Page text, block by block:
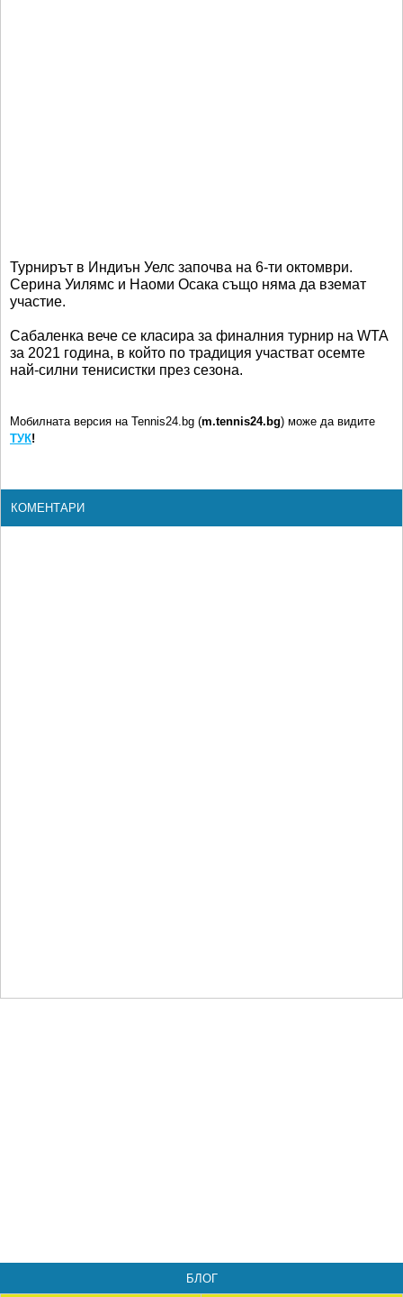
Турнирът в Индиън Уелс започва на 6-ти октомври.
Серина Уилямс и Наоми Осака също няма да вземат
участие.
Сабаленка вече се класира за финалния турнир на WТА
за 2021 година, в който по традиция участват осемте
най-силни тенисистки през сезона.
Мобилната версия на Tennis24.bg (m.tennis24.bg) може да видите
ТУК!
КОМЕНТАРИ
БЛОГ